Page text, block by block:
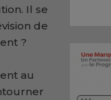
Il se
de
?
au